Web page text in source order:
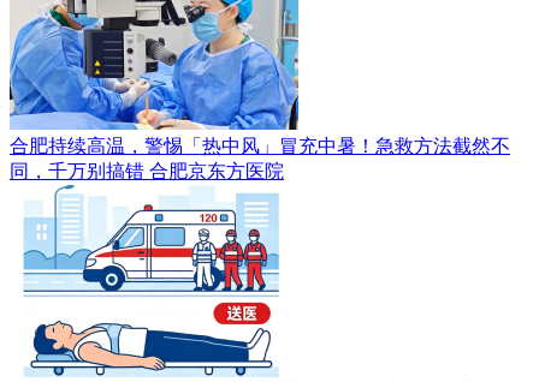
合肥持续高温，警惕「热中风」冒充中暑！急救方法截然不
同，千万别搞错 合肥京东方医院